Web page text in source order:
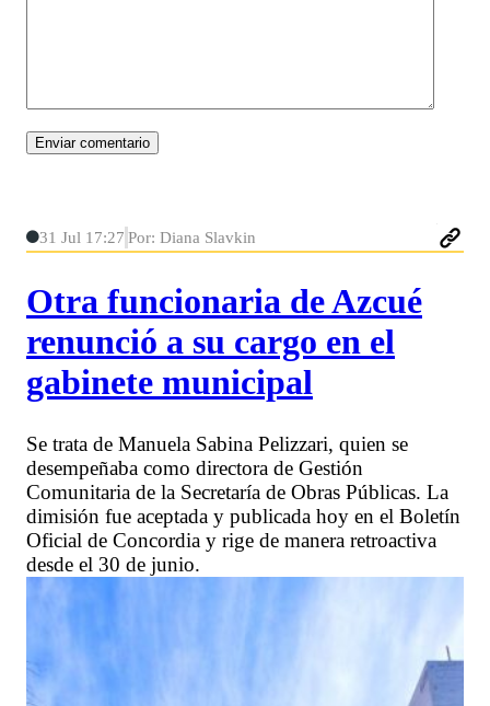
31 Jul 17:27 Por: Diana Slavkin
Otra funcionaria de Azcué
renunció a su cargo en el
gabinete municipal
Se trata de Manuela Sabina Pelizzari, quien se
desempeñaba como directora de Gestión
Comunitaria de la Secretaría de Obras Públicas. La
dimisión fue aceptada y publicada hoy en el Boletín
Oficial de Concordia y rige de manera retroactiva
desde el 30 de junio.